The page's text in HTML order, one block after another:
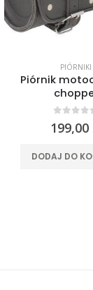
PIÓRNIKI
Piórnik
out
199,00
DODAJ DO